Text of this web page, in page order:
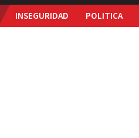
INSEGURIDAD POLITICA